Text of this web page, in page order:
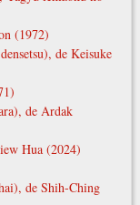
(1972)
de Keisuke
de Ardak
Hua (2024)
de Shih-Ching